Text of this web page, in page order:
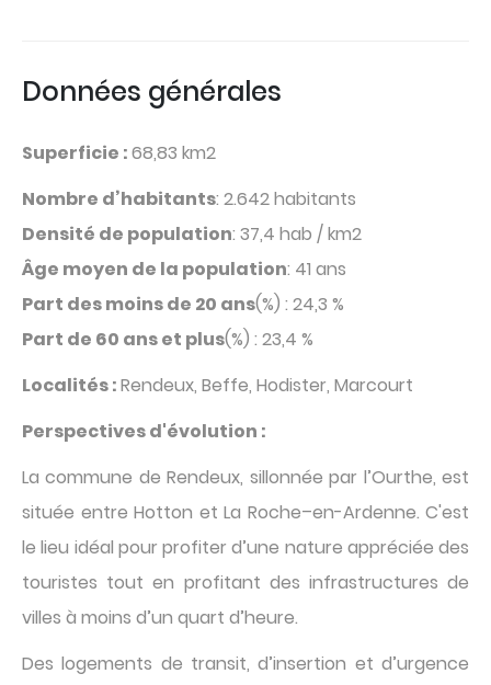
Données générales
Superficie :68,83 km2
Nombre d’habitants: 2.642 habitants
Densité de population: 37,4 hab / km2
Âge moyen de la population: 41 ans
Part des moins de 20 ans(%) : 24,3 %
Part de 60 ans et plus(%) : 23,4 %
Localités :Rendeux, Beffe, Hodister, Marcourt
Perspectives d'évolution :
La commune de Rendeux, sillonnée par l’Ourthe, est
située entre Hotton et La Roche–en-Ardenne. C'est
le lieu idéal pour profiter d’une nature appréciée des
touristes tout en profitant des infrastructures de
villes à moins d’un quart d’heure.
Des logements de transit, d’insertion et d’urgence